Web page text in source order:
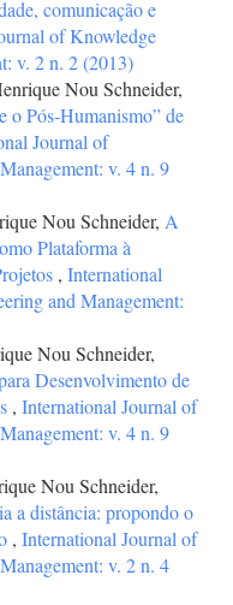
comunicação e
of Knowledge
v. 2 n. 2 (2013)
Nou Schneider,
o Pós-Humanismo” de
Journal of
v. 4 n. 9
Nou Schneider, A
Plataforma à
, International
and Management:
Nou Schneider,
Desenvolvimento de
, International Journal of
v. 4 n. 9
Nou Schneider,
a distância: propondo o
, International Journal of
v. 2 n. 4